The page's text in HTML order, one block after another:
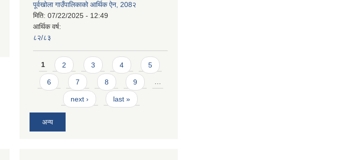
पूर्वखोला गाउँपालिकाको आर्थिक ऐन, 208२
मिति: 07/22/2025 - 12:49
आर्थिक वर्ष:
८२/८३
Pages
1 2 3 4 5
6 7 8 9 …
next › last »
अन्य